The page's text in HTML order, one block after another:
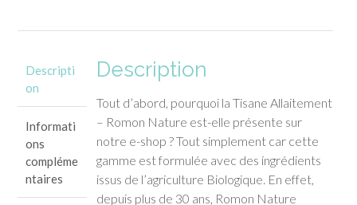
Nature
sachets)
Descripti
on
Informati
ons
compléme
ntaires
Description
Tout d’abord, pourquoi la Tisane Allaitement
– Romon Nature est-elle présente sur
notre e-shop ? Tout simplement car cette
gamme est formulée avec des ingrédients
issus de l’agriculture Biologique. En effet,
depuis plus de 30 ans, Romon Nature